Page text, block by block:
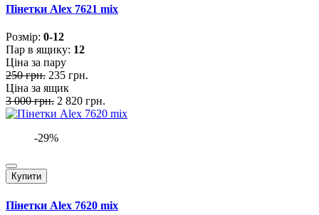
Пінетки Alex 7621 mix
Розмiр: 0-12
Пар в ящику: 12
Ціна за пару
250 грн. 235 грн.
Ціна за ящик
3 000 грн. 2 820 грн.
-29%
Купити
Пінетки Alex 7620 mix